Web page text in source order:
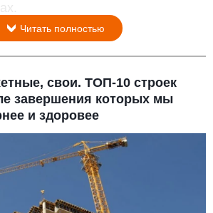
Читать полностью
свои. ТОП-10 строек
завершения которых мы
и здоровее